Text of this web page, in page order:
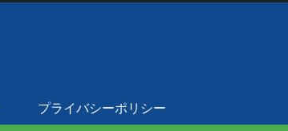
プライバシーポリシー